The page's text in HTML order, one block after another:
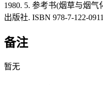
1980. 5. 参考书(烟草与烟
出版社. ISBN 978-7-122-
备注
暂无